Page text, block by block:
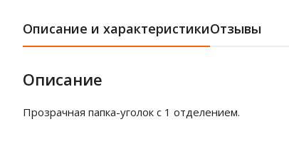
Описание и характеристикиОтзывы
Описание
Прозрачная папка-уголок с 1 отделением.